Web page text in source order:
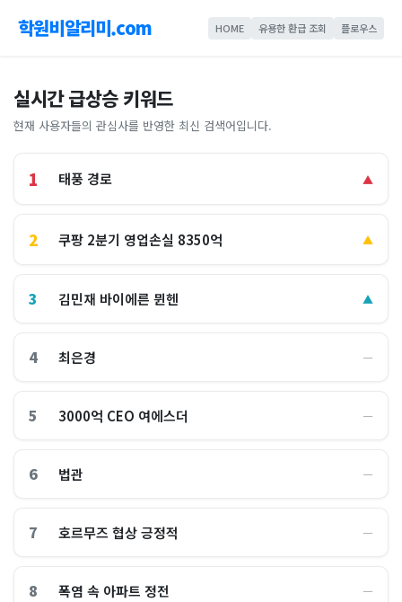
학원비알리미.com HOME 유용한 환급 조회 플로우스
실시간 급상승 키워드
현재 사용자들의 관심사를 반영한 최신 검색어입니다.
1 태풍 경로 ▲
2 쿠팡 2분기 영업손실 8350억 ▲
3 김민재 바이에른 뮌헨 ▲
4 최은경 ―
5 3000억 CEO 여에스더 ―
6 법관 ―
7 호르무즈 협상 긍정적 ―
8 폭염 속 아파트 정전 ―